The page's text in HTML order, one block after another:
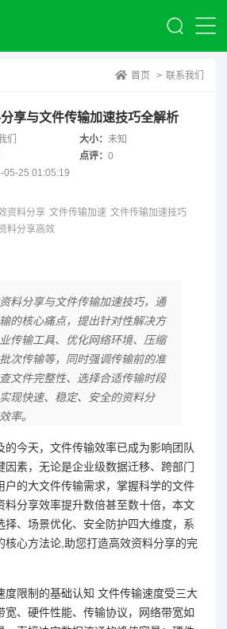
首页 > 联系我们
享与文件传输加速技巧全解析
们 大小：未知
点评：0
05-25 01:05:19
资料分享 文件传输加速 文件传输加速技巧
料分享高效
料分享与文件传输加速技巧，通
的核心痛点，提出针对性解决方
传输工具、优化网络环境、压缩
次传输等，同时强调传输前的准
文件完整性、选择合适传输时段
现快速、稳定、安全的资料分
率。
的今天，文件传输效率已成为影响团队
因素，无论是企业级数据迁移、跨部门
户的大文件传输需求，掌握科学的文件
料分享效率提升数倍甚至数十倍，本文
择、场景优化、安全防护四大维度，系
核心方法论,助您打造高效资料分享的完
度限制的基础认知 文件传输速度受三大
宽、硬件性能、传输协议，网络带宽如